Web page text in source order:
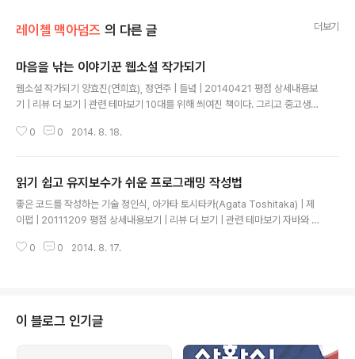
레이첼 맥아덤즈 의 다른 글 더보기
마음을 낚는 이야기꾼 웹소설 작가되기
웹소설 작가되기 양효진(연희효), 정연주 | 들녘 | 20140421 평점 상세내용보
기 | 리뷰 더 보기 | 관련 테마보기 10대를 위해 씌여진 책이다. 그리고 중고생
도 유용한 책이다. 조아라, 피우리넷, 로망띠크, 신영미디어, 문피아 등 웹소설을
중 일부를 그대로 옮겨보면 아래와 같다. "여러분도 즐겨 보는 웹툰이 있지요?
아예 만화를 보 지 않는다면 모를까. 대다수 사람들이 웹툰을 즐길 거 라고 생각
합니다. 적어도 한 작품 이상 말이지요. 저희 들도 웹툰을 즐겨 봅니..
0 0 2014. 8. 18.
읽기 쉽고 유지보수가 쉬운 프로그래밍 작성법
좋은 코드를 작성하는 기술 정인식, 아가타 토시타카(Agata Toshitaka) | 제
이펍 | 20111209 평점 상세내용보기 | 리뷰 더 보기 | 관련 테마보기 자바와 이
우선, 편집디자인이 매우 우수하여, 자칫 재미없고 딱딱할 수 있는 코딩 관련 서
글 블로거의 HTML 편집창처럼 말이다. 게다가 여기는 들여쓰기 내어쓰기 까
지 되어 있어서, 정말 코드가 한 눈에 쏙 들어오는데, 편집 디자인이..
0 0 2014. 8. 17.
이 블로그 인기글